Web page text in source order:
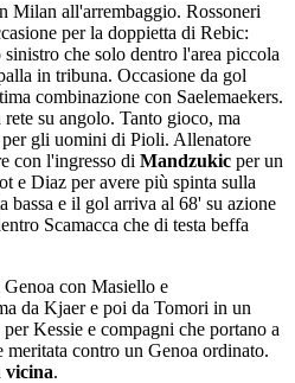
Milan all'arrembaggio. Rossoneri
per la doppietta di Rebic:
che solo dentro l'area piccola
in tribuna. Occasione da gol
combinazione con Saelemaekers.
su angolo. Tanto gioco, ma
gli uomini di Pioli. Allenatore
con l'ingresso di Mandzukic per un
e Diaz per avere più spinta sulla
bassa e il gol arriva al 68' su azione
Scamacca che di testa beffa
con Masiello e
da Kjaer e poi da Tomori in un
Kessie e compagni che portano a
meritata contro un Genoa ordinato.
vicina.